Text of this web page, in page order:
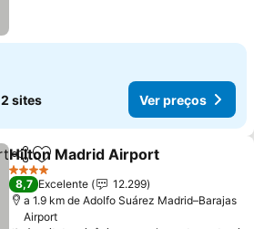
2 sites Ver preços
PartilharAdicionar aos favoritos
Hilton Madrid Airport
4 Estrelas
8,7 Excelente
12.299
a 1.9 km de Adolfo Suárez Madrid–Barajas
Airport